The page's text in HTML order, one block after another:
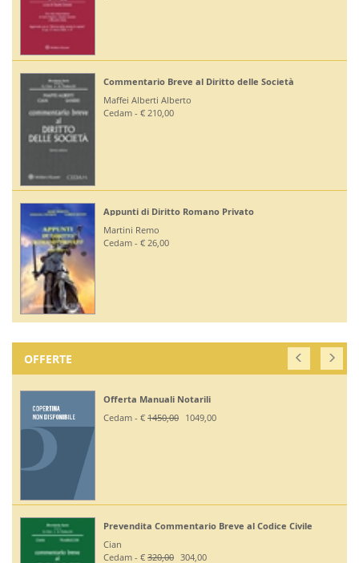
Commentario Breve al Diritto delle Società
Maffei Alberti Alberto
Cedam - € 210,00
Appunti di Diritto Romano Privato
Martini Remo
Cedam - € 26,00
OFFERTE
Offerta Manuali Notarili
Cedam - € 1450,00 1049,00
Prevendita Commentario Breve al Codice Civile
Cian
Cedam - € 320,00 304,00